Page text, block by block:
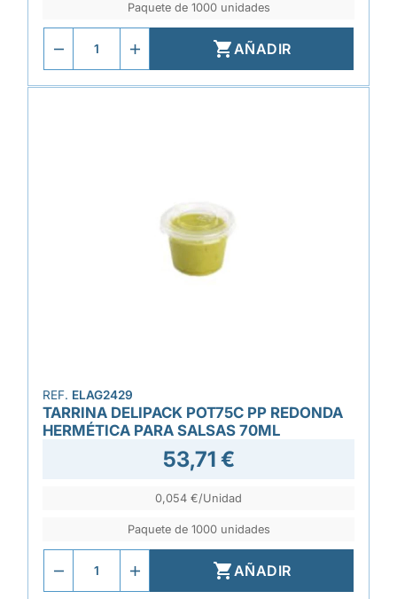
Paquete de 1000 unidades
AÑADIR
REF. ELAG2429
TARRINA DELIPACK POT75C PP REDONDA
HERMÉTICA PARA SALSAS 70ML
53,71 €
0,054 €/Unidad
Paquete de 1000 unidades
AÑADIR